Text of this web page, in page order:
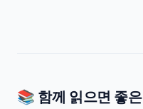
📚 함께 읽으면 좋